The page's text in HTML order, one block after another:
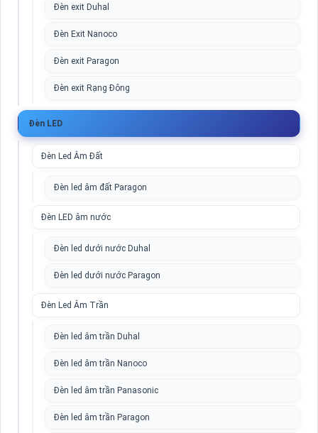
Đèn exit Duhal
Đèn Exit Nanoco
Đèn exit Paragon
Đèn exit Rạng Đông
Đèn LED
Đèn Led Âm Đất
Đèn led âm đất Paragon
Đèn LED âm nước
Đèn led dưới nước Duhal
Đèn led dưới nước Paragon
Đèn Led Âm Trần
Đèn led âm trần Duhal
Đèn led âm trần Nanoco
Đèn led âm trần Panasonic
Đèn led âm trần Paragon